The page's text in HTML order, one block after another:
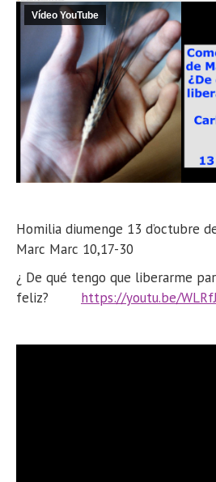
Vídeo YouTube
Homilia diumenge 13 d’octubre
Marc Marc 10,17-30
¿ De qué tengo que liberarme
feliz? https://youtu.be/